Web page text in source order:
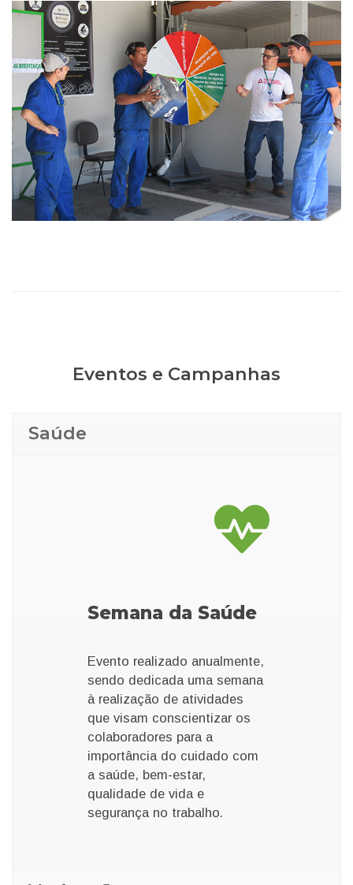
Eventos e Campanhas
Saúde
Semana da Saúde
Evento realizado anualmente,
sendo dedicada uma semana
à realização de atividades
que visam conscientizar os
colaboradores para a
importância do cuidado com
a saúde, bem-estar,
qualidade de vida e
segurança no trabalho.